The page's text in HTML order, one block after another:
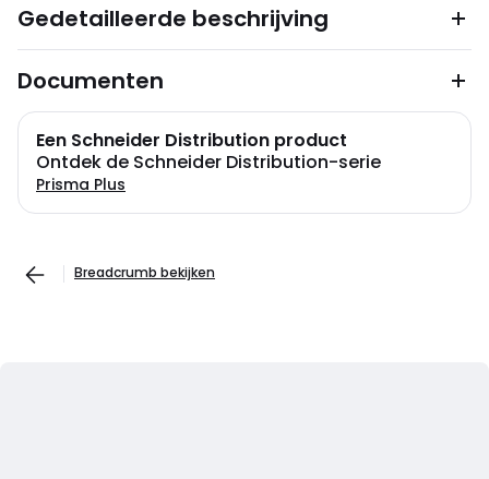
Gedetailleerde beschrijving
Documenten
Een Schneider Distribution product
Ontdek de Schneider Distribution-serie
Prisma Plus
Breadcrumb bekijken